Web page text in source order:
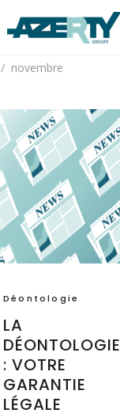
/ novembre
Déontologie
LA
DÉONTOLOGIE
: VOTRE
GARANTIE
LÉGALE